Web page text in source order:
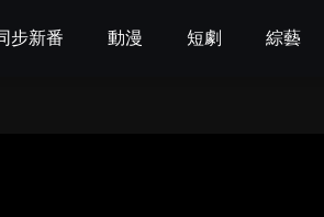
步新番 動漫 短劇 綜藝